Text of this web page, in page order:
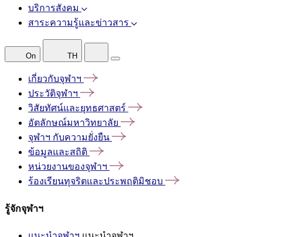
บริการสังคม
สาระความรู้และข่าวสาร
On TH
เกี่ยวกับจุฬาฯ
ประวัติจุฬาฯ
วิสัยทัศน์และยุทธศาสตร์
อัตลักษณ์มหาวิทยาลัย
จุฬาฯ กับความยั่งยืน
ข้อมูลและสถิติ
หน่วยงานของจุฬาฯ
ร้องเรียนทุจริตและประพฤติมิชอบ
รู้จักจุฬาฯ